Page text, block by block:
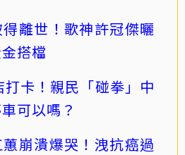
離世！歌神許冠傑曬
搭檔
卡！親民「碰拳」中
可以嗎？
崩潰爆哭！洩抗癌過